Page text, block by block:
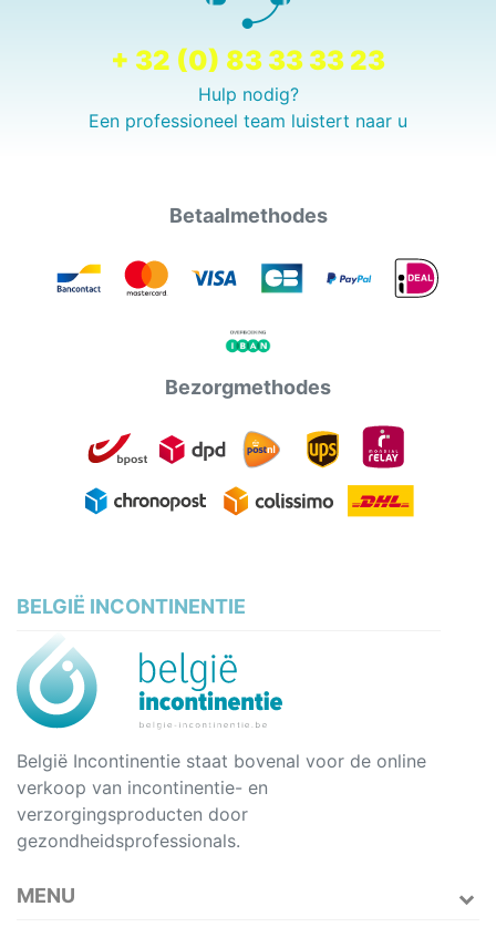
+ 32 (0) 83 33 33 23
Hulp nodig?
Een professioneel team luistert naar u
Betaalmethodes
Bezorgmethodes
BELGIË INCONTINENTIE
België Incontinentie staat bovenal voor de online
verkoop van incontinentie- en
verzorgingsproducten door
gezondheidsprofessionals.
MENU